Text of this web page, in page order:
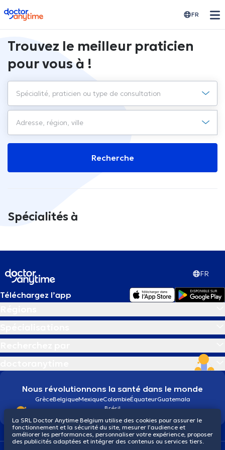
doctoranytime FR
Trouvez le meilleur praticien
pour vous à !
Recherche
Spécialités à
FR
Téléchargez l’app
Nous révolutionnons la santé dans le monde
GrèceBelgiqueMexiqueColombieÉquateurGuatemala
Brésil
La SRL Doctor Anytime Belgium utilise des cookies pour assurer le
fonctionnement et la sécurité du site, mesurer l’audience et
améliorer les performances, personnaliser votre expérience, proposer
des publicités adaptées et intégrer des contenus ou services tiers.